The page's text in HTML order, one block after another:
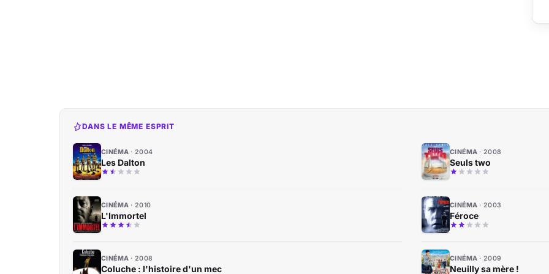
DANS LE MÊME ESPRIT
CINÉMA 2004
Les Dalton
CINÉMA 2008
Seuls two
CINÉMA 2010
L'Immortel
CINÉMA 2003
Féroce
CINÉMA 2008
Coluche : l'histoire d'un mec
CINÉMA 2009
Neuilly sa mère !